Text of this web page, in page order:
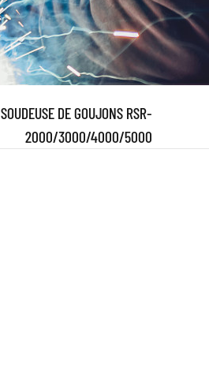
SOUDEUSE DE GOUJONS RSR-
2000/3000/4000/5000